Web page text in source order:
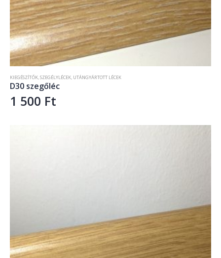
KIEGÉSZÍTŐK,SZEGÉLYLÉCEK, UTÁNGYÁRTOTT LÉCEK
D30 szegőléc
1 500 Ft